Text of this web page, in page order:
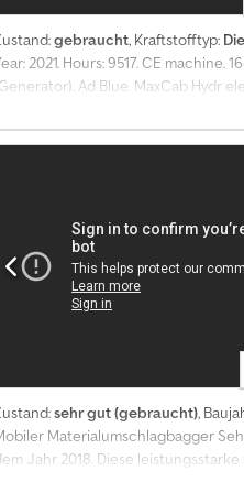
gebraucht, Kraftstofftyp:
2021. Hours: 9517. CE
Ad Blue. MaxCab Hydr
Airconditioning. Boom: circa 10.000
General Terms and Conditions
agreements entered into by
applicability of the General Terms
General Terms and Conditions. Our
Baujahr: 2021 Antrieb: Rad CE-
Informationen:
sehr gut (gebraucht),
Materialumschlagbagger
Jahr 2018. Diese
Schrottverarbeitungs- und